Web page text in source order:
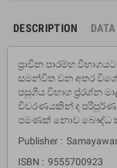
DESCRIPTION
ප‍්‍රාචීන පාරම්භ
සමන්විත වන අතර
පසුගිය විභාග ප‍්‍ර‍්‍රශ්න
විවරණයකින් ද පරිපූර්ණ
පමණක් නොව බෞද්ධ
Publisher :
ISBN : 9555700923